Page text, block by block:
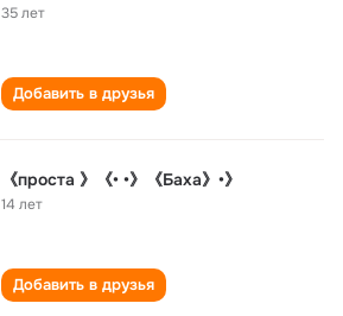
35 лет
Добавить в друзья
《проста 》《• •》《Баха》•》
14 лет
Добавить в друзья